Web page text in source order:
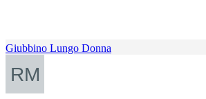
Giubbino Lungo Donna